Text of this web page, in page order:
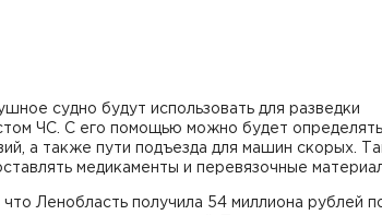
судно будут использовать для разведки
ЧС. С его помощью можно будет определять
а также пути подъезда для машин скорых.
медикаменты и перевязочные
что Ленобласть получила 54 миллиона рублей